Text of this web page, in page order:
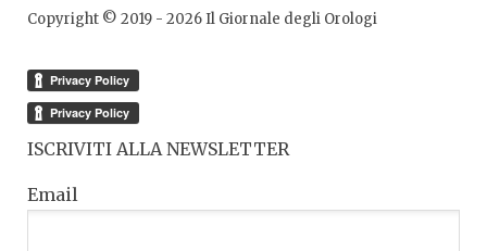
Copyright © 2019 - 2026Il Giornale degli Orologi
ISCRIVITI ALLA NEWSLETTER
Email